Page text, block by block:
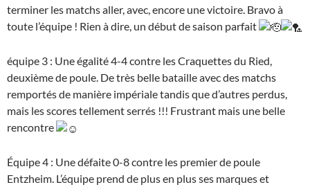
terminer les matchs aller, avec, encore une victoire. Bravo à
toute l’équipe ! Rien à dire, un début de saison parfait
équipe 3 : Une égalité 4-4 contre les Craquettes du Ried,
deuxième de poule. De très belle bataille avec des matchs
remportés de manière impériale tandis que d’autres perdus,
mais les scores tellement serrés !!! Frustrant mais une belle
rencontre
Équipe 4 : Une défaite 0-8 contre les premier de poule
Entzheim. L’équipe prend de plus en plus ses marques et